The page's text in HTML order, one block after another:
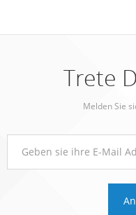
Trete
Melden Sie